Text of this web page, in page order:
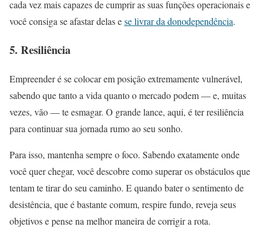
cada vez mais capazes de cumprir as suas funções operacionais e
você consiga se afastar delas ese livrar da donodependência.
5. Resiliência
Empreender é se colocar em posição extremamente vulnerável,
sabendo que tanto a vida quanto o mercado podem — e, muitas
vezes, vão — te esmagar. O grande lance, aqui, é ter resiliência
para continuar sua jornada rumo ao seu sonho.
Para isso, mantenha sempre o foco. Sabendo exatamente onde
você quer chegar, você descobre como superar os obstáculos que
tentam te tirar do seu caminho. E quando bater o sentimento de
desistência, que é bastante comum, respire fundo, reveja seus
objetivos e pense na melhor maneira de corrigir a rota.